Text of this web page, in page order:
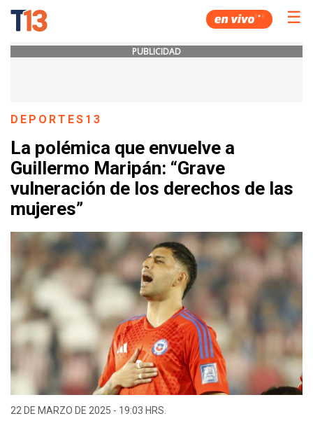
☰
PUBLICIDAD
DEPORTES13
La polémica que envuelve a
Guillermo Maripán: “Grave
vulneración de los derechos de las
mujeres”
22 DE MARZO DE 2025 - 19:03 HRS.